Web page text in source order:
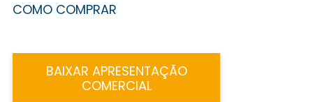
COMO COMPRAR
BAIXAR APRESENTAÇÃO
COMERCIAL